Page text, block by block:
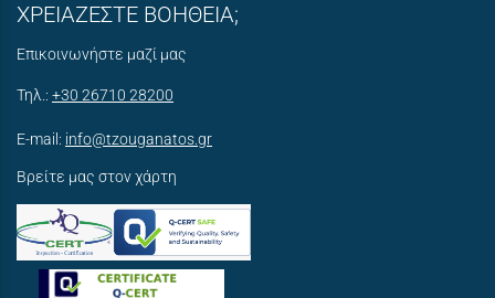
ΧΡΕΙΑΖΕΣΤΕ ΒΟΗΘΕΙΑ;
Επικοινωνήστε μαζί μας
Τηλ.: +30 26710 28200
E-mail: info@tzouganatos.gr
Βρείτε μας στον χάρτη